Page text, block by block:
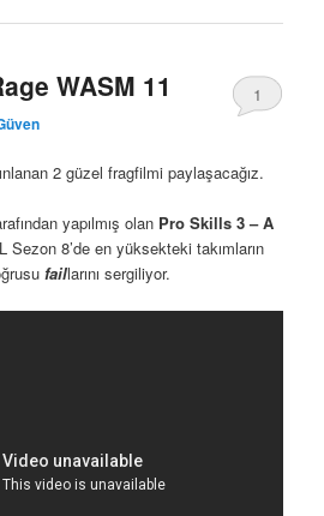
WASM 11 1
2 güzel fragfilmi paylaşacağız.
yapılmış olan Pro Skills 3 – A
Sezon 8’de en yüksekteki takımların
faillarını sergiliyor.